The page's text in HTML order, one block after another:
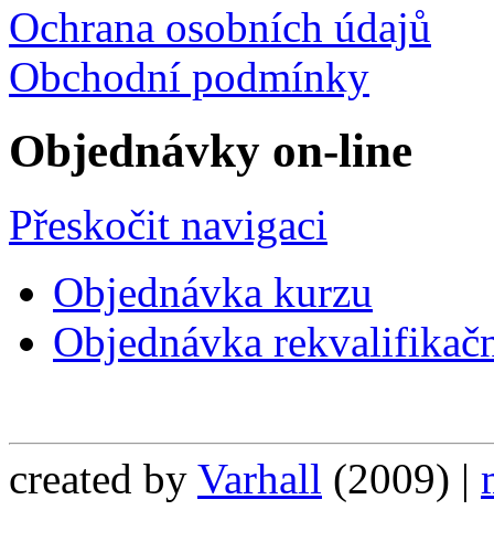
Ochrana osobních údajů
Obchodní podmínky
Objednávky on-line
Přeskočit navigaci
Objednávka kurzu
Objednávka
created by Varhall (2009) |